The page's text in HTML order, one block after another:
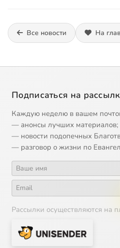
Все новости На
Подписаться на
Каждую неделю в вашем
— анонсы лучших материалов;
— новости подопечных
— разговор о жизни по
Рассылки осуществляются на